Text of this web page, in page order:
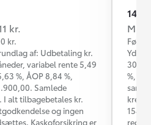
kr.
kr.
af: Udbetaling kr.
variabel rente 5,49
%, ÅOP 8,84 %,
Samlede
alt tilbagebetales kr.
og ingen
Kaskoforsikring er
%,